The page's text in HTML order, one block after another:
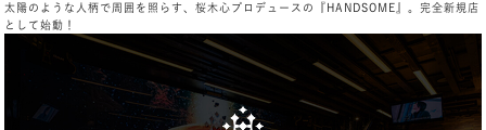
太陽のような人柄で周囲を照らす、桜木心プロデュースの『HANDSOME』。完全新規店
として始動！